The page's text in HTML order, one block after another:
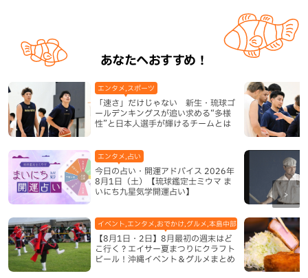
あなたへおすすめ！
「速さ」だけじゃない 新生・琉球ゴ
ールデンキングスが追い求める“多様
性”と日本人選手が輝けるチームとは
エンタメ,スポーツ
今日の占い・開運アドバイス 2026年
8月1日（土）【琉球鑑定士ミウマ ま
いにち九星気学開運占い】
エンタメ,占い
【8月1日・2日】8月最初の週末はど
こ行く？エイサー夏まつりにクラフト
ビール！沖縄イベント＆グルメまとめ
イベント,エンタメ,おでかけ,グルメ,本島中部,本島北部,本島南部